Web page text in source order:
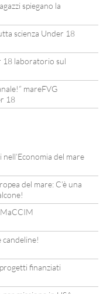
spiegano la
scienza Under 18
18 laboratorio sul
mareFVG
18
del mare
del mare: C’è una
candeline!
finanziati